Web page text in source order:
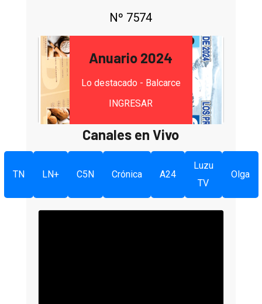
Nº 7574
Anuario 2024
Lo destacado - Balcarce
INGRESAR
Canales en Vivo
TN LN+ C5N Crónica A24
Luzu
TV
Olga